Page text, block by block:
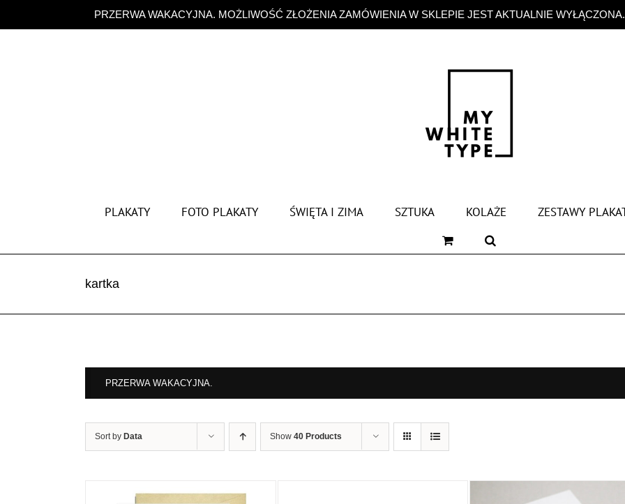
PRZERWA WAKACYJNA. MOŻLIWOŚĆ ZŁOŻENIA ZAMÓWIENIA W SKLEPIE JEST AKTUALNIE
zawartości
PLAKATY FOTO PLAKATY ŚWIĘTA I ZIMA SZTUKA KOLAŻE ZESTAWY
kartka
PRZERWA WAKACYJNA.
Sort by Data Show 40 Products